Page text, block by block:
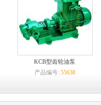
KCB型齿轮油泵
产品编号: 55638